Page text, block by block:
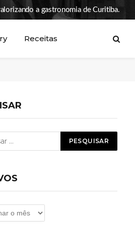
a gastronomia de Curitiba.
Receitas